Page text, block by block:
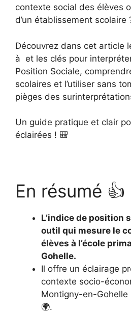
contexte social des élèves
d’un établissement scolaire
Découvrez dans cet article
à et les clés pour
Position Sociale,
scolaires et l’utiliser sans
pièges des
Un guide pratique et clair
éclairées ! 🎒
En résumé 👍
L’indice de position
outil qui mesure le
élèves à l’école
Gohelle.
Il offre un éclairage
contexte socio-
Montigny-en-Gohelle
🌍.